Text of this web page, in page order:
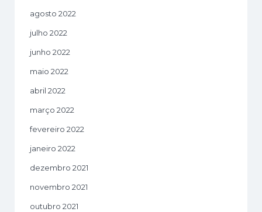
agosto 2022
julho 2022
junho 2022
maio 2022
abril 2022
março 2022
fevereiro 2022
janeiro 2022
dezembro 2021
novembro 2021
outubro 2021